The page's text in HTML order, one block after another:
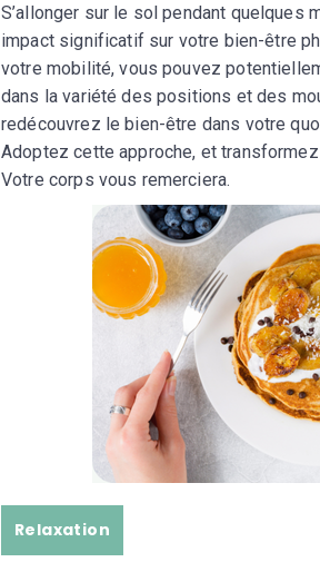
S’allonger sur le sol pendant quelques
impact significatif sur votre bien-être
votre mobilité, vous pouvez
dans la variété des positions et des
redécouvrez le bien-être dans votre
Adoptez cette approche, et
Votre corps vous remerciera.
Relaxation